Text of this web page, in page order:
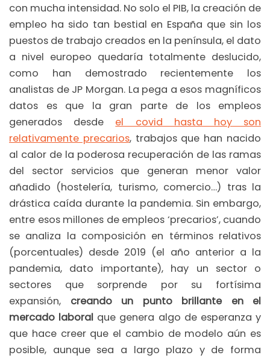
con mucha intensidad. No solo el PIB, la creación de
empleo ha sido tan bestial en España que sin los
puestos de trabajo creados en la península, el dato
a nivel europeo quedaría totalmente deslucido,
como han demostrado recientemente los
analistas de JP Morgan. La pega a esos magníficos
datos es que la gran parte de los empleos
generados desde el covid hasta hoy son
relativamente precarios, trabajos que han nacido
al calor de la poderosa recuperación de las ramas
del sector servicios que generan menor valor
añadido (hostelería, turismo, comercio…) tras la
drástica caída durante la pandemia. Sin embargo,
entre esos millones de empleos ‘precarios’, cuando
se analiza la composición en términos relativos
(porcentuales) desde 2019 (el año anterior a la
pandemia, dato importante), hay un sector o
sectores que sorprende por su fortísima
expansión, creando un punto brillante en el
mercado laboral que genera algo de esperanza y
que hace creer que el cambio de modelo aún es
posible, aunque sea a largo plazo y de forma